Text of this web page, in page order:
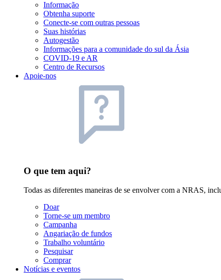
Informação
Obtenha suporte
Conecte-se com outras pessoas
Suas histórias
Autogestão
Informações para a comunidade do sul da Ásia
COVID-19 e AR
Centro de Recursos
Apoie-nos
O que tem aqui?
Todas as diferentes maneiras de se envolver com a NRAS,
Doar
Torne-se um membro
Campanha
Angariação de fundos
Trabalho voluntário
Pesquisar
Comprar
Notícias e eventos